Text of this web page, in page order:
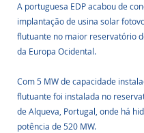
A portuguesa EDP acabou de
implantação de usina solar
flutuante no maior reservatório
da Europa Ocidental.
Com 5 MW de capacidade
flutuante foi instalada no
de Alqueva, Portugal, onde há
potência de 520 MW.